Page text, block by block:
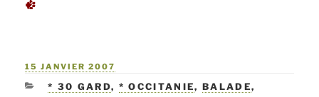
PUBLIÉ
15 JANVIER 2007
CATÉGORIES
* 30 GARD, * OCCITANIE,BALADE,